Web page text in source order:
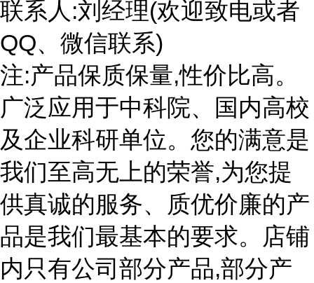
联系人:刘经理(欢迎致电或者
QQ、微信联系)
注:产品保质保量,性价比高。
广泛应用于中科院、国内高校
及企业科研单位。您的满意是
我们至高无上的荣誉,为您提
供真诚的服务、质优价廉的产
品是我们最基本的要求。店铺
内只有公司部分产品,部分产